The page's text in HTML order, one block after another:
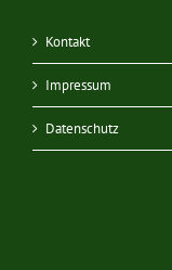
Kontakt
Impressum
Datenschutz